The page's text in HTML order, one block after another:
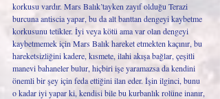
korkusu vardır. Mars Balık’tayken zayıf olduğu Terazi
burcuna antiscia yapar, bu da alt banttan dengeyi kaybetme
korkusunu tetikler. İyi veya kötü ama var olan dengeyi
kaybetmemek için Mars Balık hareket etmekten kaçınır, bu
hareketsizliğini kadere, kısmete, ilahi akışa bağlar, çeşitli
manevi bahaneler bulur, hiçbiri işe yaramazsa da kendini
önemli bir şey için feda ettiğini ilan eder. İşin ilginci, bunu
o kadar iyi yapar ki, kendisi bile bu kurbanlık rolüne inanır,